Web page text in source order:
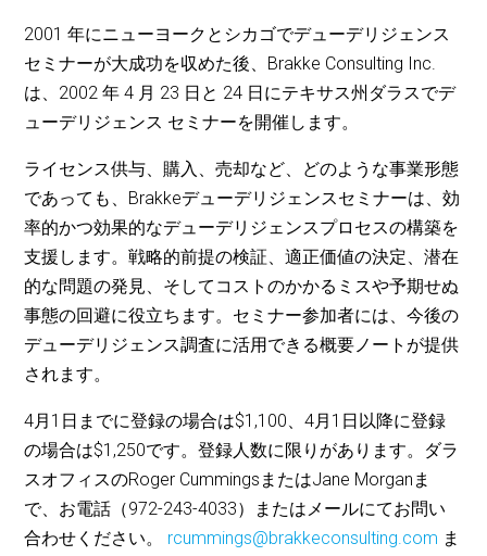
2001 年にニューヨークとシカゴでデューデリジェンス
セミナーが大成功を収めた後、Brakke Consulting Inc.
は、2002 年 4 月 23 日と 24 日にテキサス州ダラスでデ
ューデリジェンス セミナーを開催します。
ライセンス供与、購入、売却など、どのような事業形態
であっても、Brakkeデューデリジェンスセミナーは、効
率的かつ効果的なデューデリジェンスプロセスの構築を
支援します。戦略的前提の検証、適正価値の決定、潜在
的な問題の発見、そしてコストのかかるミスや予期せぬ
事態の回避に役立ちます。セミナー参加者には、今後の
デューデリジェンス調査に活用できる概要ノートが提供
されます。
4月1日までに登録の場合は$1,100、4月1日以降に登録
の場合は$1,250です。登録人数に限りがあります。ダラ
スオフィスのRoger CummingsまたはJane Morganま
で、お電話（972-243-4033）またはメールにてお問い
合わせください。 rcummings@brakkeconsulting.com ま